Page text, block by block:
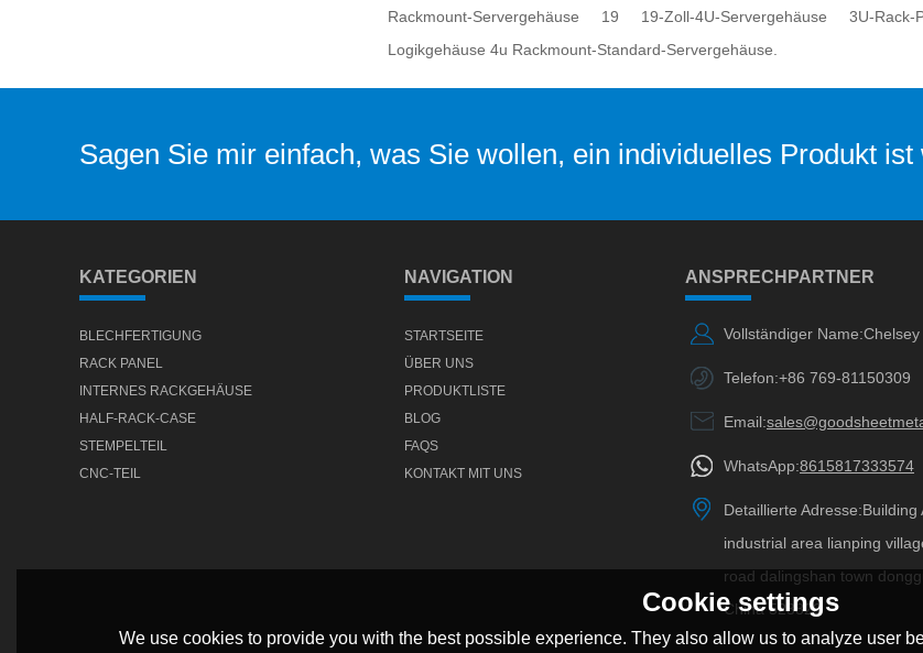
Rackmount-Servergehäuse 19 19-Zoll-4U-Servergehäuse
3U-Rack-
Logikgehäuse 4u Rackmount-Standard-Servergehäuse.
Sagen Sie mir einfach, was Sie wollen, ein individuelles Produkt ist
KATEGORIEN
BLECHFERTIGUNG
RACK PANEL
INTERNES RACKGEHÄUSE
HALF-RACK-CASE
STEMPELTEIL
CNC-TEIL
NAVIGATION
STARTSEITE
ÜBER UNS
PRODUKTLISTE
BLOG
FAQS
KONTAKT MIT UNS
ANSPRECHPARTNER
Vollständiger Name:
Telefon:+86 769-81150309
Email:
WhatsApp:8615817333574
Detaillierte Adresse:Building
industrial area lianping
road dalingshan town
China 523820
Cookie settings
We use cookies to provide you with the best possible experience. They also allow us to analyze user